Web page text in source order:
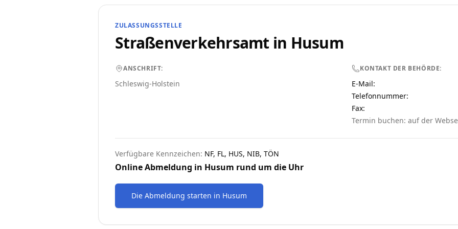
ZULASSUNGSSTELLE
Straßenverkehrsamt in Husum
ANSCHRIFT:
Schleswig-Holstein
KONTAKT DER BEHÖRDE:
E-Mail:
Telefonnummer:
Fax:
Termin buchen: auf der
Verfügbare Kennzeichen: NF, FL, HUS, NIB, TÖN
Online Abmeldung in Husum rund um die Uhr
Die Abmeldung starten in Husum